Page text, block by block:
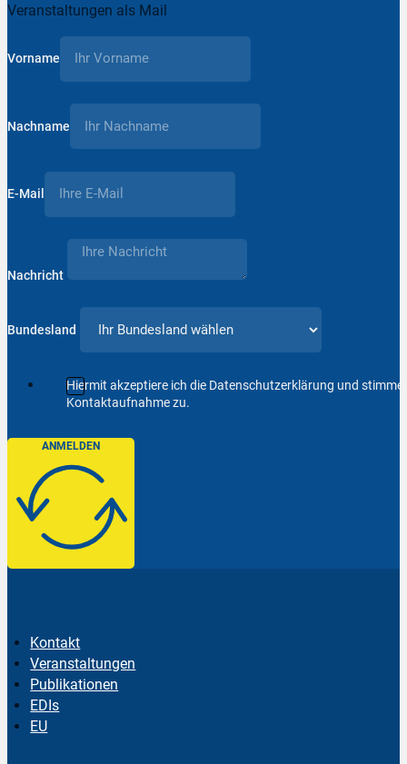
Veranstaltungen als Mail
Vorname
Nachname
E-Mail
Nachricht
Bundesland
Hiermit akzeptiere ich die Datenschutzerklärung und
Kontaktaufnahme zu.
ANMELDEN
Kontakt
Veranstaltungen
Publikationen
EDIs
EU